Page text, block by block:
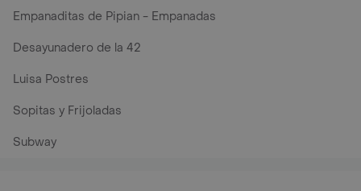
Empanaditas de Pipian - Empanadas
Desayunadero de la 42
Luisa Postres
Sopitas y Frijoladas
Subway